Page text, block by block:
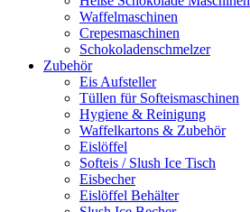
Waffelmaschinen
Crepesmaschinen
Schokoladenschmelzer
Zubehör
Eis Aufsteller
Tüllen für Softeismaschinen
Hygiene & Reinigung
Waffelkartons & Zubehör
Eislöffel
Softeis / Slush Ice Tisch
Eisbecher
Eislöffel Behälter